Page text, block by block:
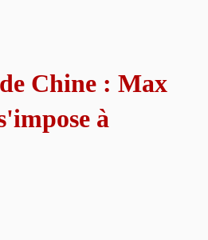
Chine : Max
à